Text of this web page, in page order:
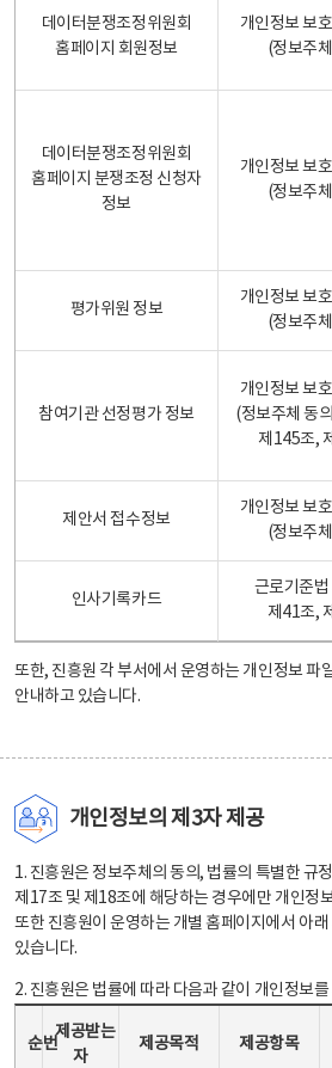
데이터분쟁조정위원회
홈페이지 회원정보
개인정보 보
(정보주
데이터분쟁조정위원회
홈페이지 분쟁조정 신청자
정보
개인정보 보
(정보주
평가위원 정보
개인정보 보
(정보주
참여기관 선정평가 정보
개인정보 보
(정보주체 동
제145조,
제안서 접수정보
개인정보 보
(정보주
인사기록카드
근로기준
제41조,
또한, 진흥원 각 부서에서 운영하는 개인정보 파
안내하고 있습니다.
개인정보의 제3자 제공
1. 진흥원은 정보주체의 동의, 법률의 특별한 규
제17조 및 제18조에 해당하는 경우에만 개인정
또한 진흥원이 운영하는 개별 홈페이지에서 아
있습니다.
2. 진흥원은 법률에 따라 다음과 같이 개인정보
순번
제공받는
자
제공목적 제공항목